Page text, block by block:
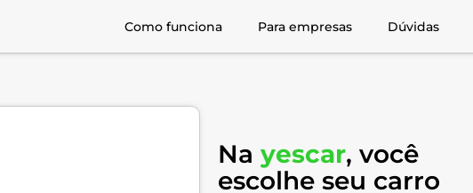
Como funciona Para empresas Dúvidas
Na yescar, você
escolhe seu carro